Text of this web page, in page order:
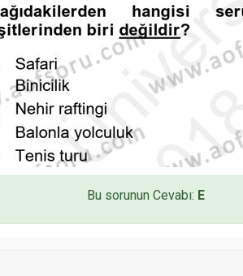
Bu sorunun Cevabı: E